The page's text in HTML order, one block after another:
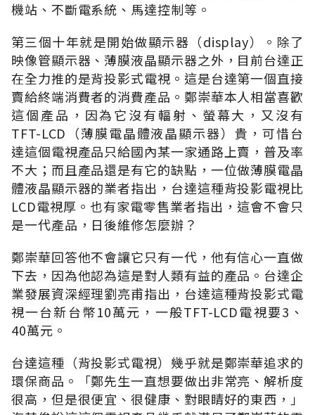
機站、不斷電系統、馬達控制等。
第三個十年就是開始做顯示器（display）。除了
映像管顯示器、薄膜液晶顯示器之外，目前台達正
在全力推的是背投影式電視。這是台達第一個直接
賣給終端消費者的消費產品。鄭崇華本人相當喜歡
這個產品，因為它沒有輻射、螢幕大，又沒有
TFT-LCD（薄膜電晶體液晶顯示器）貴，可惜台
達這個電視產品只給國內某一家通路上賣，普及率
不大；而且產品還是有它的缺點，一位做薄膜電晶
體液晶顯示器的業者指出，台達這種背投影電視比
LCD電視厚。也有家電零售業者指出，這會不會只
是一代產品，日後維修怎麼辦？
鄭崇華回答他不會讓它只有一代，他有信心一直做
下去，因為他認為這是對人類有益的產品。台達企
業發展資深經理劉亮甫指出，台達這種背投影式電
視一台新台幣10萬元，一般TFT-LCD電視要3、
40萬元。
台達這種（背投影式電視）幾乎就是鄭崇華追求的
環保商品。「鄭先生一直想要做出非常亮、解析度
很高，但是很便宜、很健康、對眼睛好的東西，」